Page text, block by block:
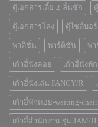
ตู้เอกสารเตี้ย-2-ลิ้นชัก
ตู้เอกสารโล่ง ตู้ไซต์บอร์
พาติชั่น พาร์ติชั่น พา
เก้าอี้นั่งคอย เก้าอี้นั่งพัก
เก้าอี้นั่งเล่น FANCY/R
เก้าอี้พักคอย-waiting-chair
เก้าอี้สำนักงาน รุ่น JAM/H